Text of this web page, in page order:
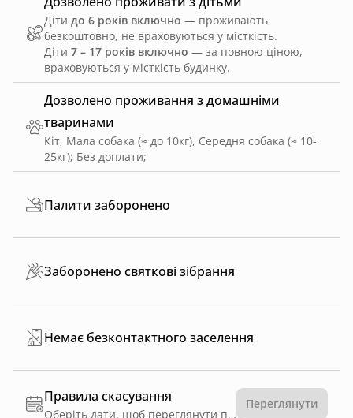
Дозволено проживання з домашніми
тваринами
Кіт, Мала собака (≈ до 10кг), Середня собака (≈ 10-
25кг); Без доплати;
Діти до 6 років включно — проживають
безкоштовно, не враховуються у місткість.
Діти 7 – 17 років включно — за повною ціною,
враховуються у місткість будинку.
Палити заборонено
Заборонено святкові зібрання
Немає безконтактного заселення
Правила скасування
Оберіть дати, щоб переглянути правила
Переглянути